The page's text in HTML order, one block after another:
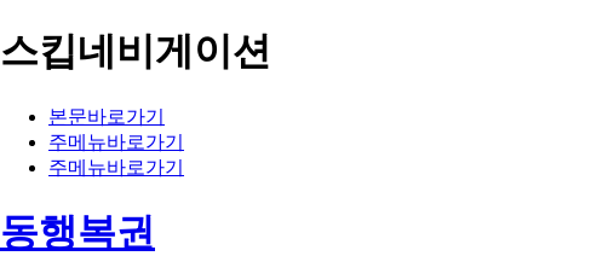
스킵네비게이션
본문바로가기
주메뉴바로가기
주메뉴바로가기
동행복권